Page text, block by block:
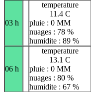
03 h
temperature
11.4 C
pluie : 0 MM
nuages : 78 %
humidite : 89 %
06 h
temperature
13.1 C
pluie : 0 MM
nuages : 80 %
humidite : 67 %